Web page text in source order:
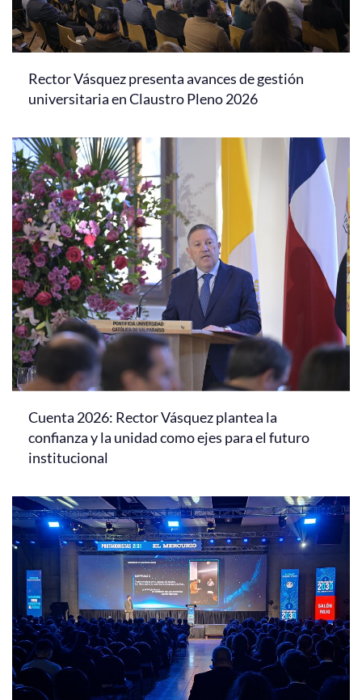
Rector Vásquez presenta avances de gestión
universitaria en Claustro Pleno 2026
Cuenta 2026: Rector Vásquez plantea la
confianza y la unidad como ejes para el futuro
institucional